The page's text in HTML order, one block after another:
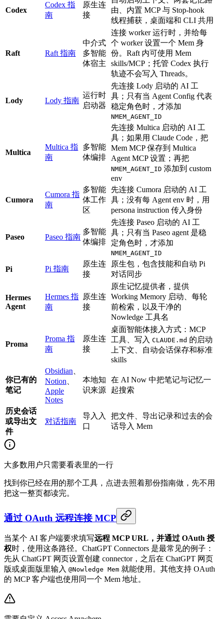
Codex
Codex 指
南
原生连
接
由、内置 MCP 与 Stop-hook
线程捕获，桌面端和 CLI 共用
Raft Raft 指南
中介式
多智能
体宿主
连接 worker 运行时，并给每
个 worker 设置一个 Mem 身
份。Raft 内可使用 Mem
skills/MCP；托管 Codex 执行
轨迹不会写入 Threads。
Lody Lody 指南
运行时
启动器
先连接 Lody 启动的 AI 工
具；只有当 Agent Config 代表
稳定角色时，才添加
NMEM_AGENT_ID
Multica
Multica 指
南
多智能
体编排
先连接 Multica 启动的 AI 工
具；如果用 Claude Code，把
Mem MCP 保存到 Multica
Agent MCP 设置；再把
NMEM_AGENT_ID 添加到 custom
env
Cumora
Cumora 指
南
多智能
体工作
区
先连接 Cumora 启动的 AI 工
具；没有每 Agent env 时，用
persona instruction 传入身份
Paseo Paseo 指南
多智能
体编排
先连接 Paseo 启动的 AI 工
具；只有当 Paseo agent 是稳
定角色时，才添加
NMEM_AGENT_ID
Pi Pi 指南
原生连
接
原生包，包含技能和自动 Pi
对话同步
Hermes
Agent
Hermes 指
南
原生连
接
原生记忆提供者，提供
Working Memory 启动、每轮
前检索，以及干净的
Nowledge 工具名
Proma
Proma 指
南
原生连
接
桌面智能体接入方式：MCP
工具、写入 CLAUDE.md 的启动
上下文、自动会话保存和标准
skills
你已有的
笔记
Obsidian
Notion
Apple
Notes
本地知
识来源
在 AI Now 中把笔记与记忆一
起搜索
历史会话
或导出文
件
对话指南
导入入
口
把文件、导出记录和过去的会
话导入 Mem
大多数用户只需要看表里的一行
找到你已经在用的那个工具，点进去照着那份指南做，先不用
把这一整页都读完。
通过 OAuth 远程连接 MCP
当某个 AI 客户端要求填写远程 MCP URL，并通过 OAuth 授
权时，使用这条路径。ChatGPT Connectors 是最常见的例子：
先从 ChatGPT 网页设置创建 connector，之后在 ChatGPT 网页
版或桌面版里输入 @Nowledge Mem 就能使用。其他支持 OAuth
的 MCP 客户端也使用同一个 Mem 地址。